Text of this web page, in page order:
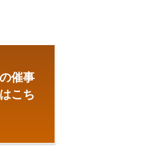
催事
こち